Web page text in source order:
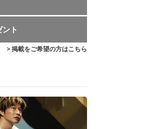
ト
> 掲載をご希望の方はこちら